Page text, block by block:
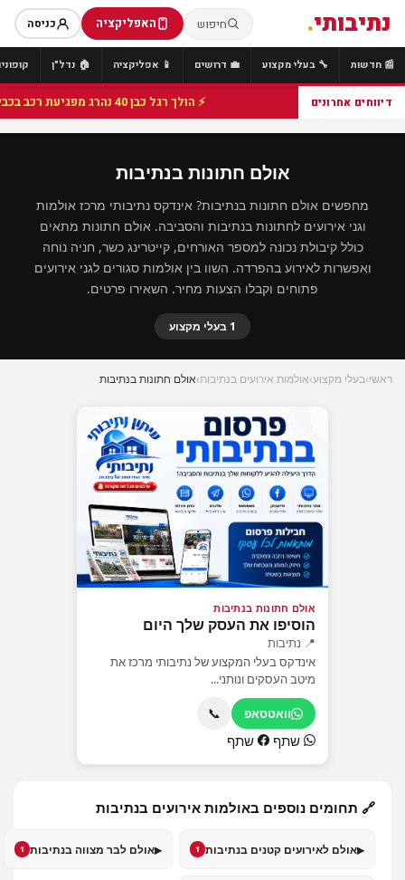
נתיבותי. חיפוש האפליקציה כניסה
📰 חדשות 🔧 בעלי מקצוע 💼 דרושים 📱 אפליקציה 🏠 נדל"ן
דיווחים אחרונים ⚡ הולך רגל כבן 40 נהרג מפגיעת רכב בכביש 25 סמוך לצומת הנשיא, מתנדבי זק"א פועלו בזירה
אולם חתונות בנתיבות
מחפשים אולם חתונות בנתיבות? אינדקס נתיבותי מרכז אולמות
וגני אירועים לחתונות בנתיבות והסביבה. אולם חתונות מתאים
כולל קיבולת נכונה למספר האורחים, קייטרינג כשר, חניה נוחה
ואפשרות לאירוע בהפרדה. השוו בין אולמות סגורים לגני אירועים
פתוחים וקבלו הצעות מחיר. השאירו פרטים.
1 בעלי מקצוע
ראשי›בעלי מקצוע›אולמות אירועים בנתיבות›אולם חתונות בנתיבות
אולם חתונות בנתיבות
הוסיפו את העסק שלך היום
📍 נתיבות
אינדקס בעלי המקצוע של נתיבותי מרכז את
מיטב העסקים ונותני...
וואטסאפ 📞
שתף שתף
🔗 תחומים נוספים באולמות אירועים בנתיבות
▸אולם לאירועים קטנים בנתיבות 1
▸אולם לבר מצווה בנתיבות 1